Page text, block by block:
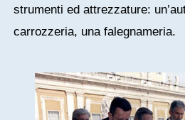
strumenti ed attrezzature:
carrozzeria, una falegnameria.